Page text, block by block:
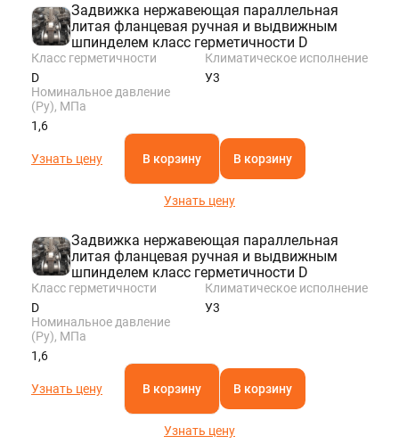
Задвижка нержавеющая параллельная
литая фланцевая ручная и выдвижным
шпинделем класс герметичности D
Класс герметичности
D
Климатическое исполнение
У3
Номинальное давление
(Ру), МПа
1,6
Узнать цену В корзину В корзину
Узнать цену
Задвижка нержавеющая параллельная
литая фланцевая ручная и выдвижным
шпинделем класс герметичности D
Класс герметичности
D
Климатическое исполнение
У3
Номинальное давление
(Ру), МПа
1,6
Узнать цену В корзину В корзину
Узнать цену